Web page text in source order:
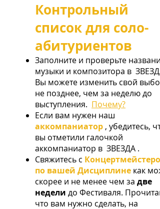
Контрольный
список для соло-
абитуриентов
Заполните и проверьте название
музыки и композитора в ЗВЕЗДА
Вы можете изменить свой выбор
не позднее, чем за неделю до
выступления. Почему?
Если вам нужен наш
аккомпаниатор , убедитесь, что
вы отметили галочкой
аккомпаниатор в ЗВЕЗДА .
Свяжитесь с
по вашей Дисциплине как
скорее и не менее чем за две
недели до Фестиваля.
что вам нужно сделать, на